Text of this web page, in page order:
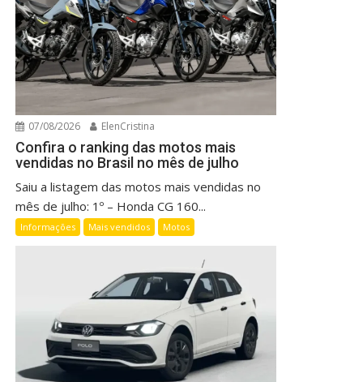
07/08/2026 ElenCristina
Confira o ranking das motos mais
vendidas no Brasil no mês de julho
Saiu a listagem das motos mais vendidas no
mês de julho: 1º – Honda CG 160...
Informações Mais vendidos Motos